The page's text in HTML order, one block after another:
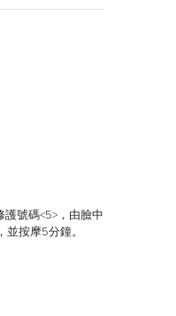
號碼<5>，由臉中
按摩5分鐘。